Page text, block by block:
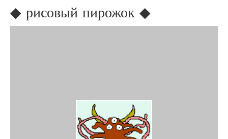
◆ рисовый пирожок ◆